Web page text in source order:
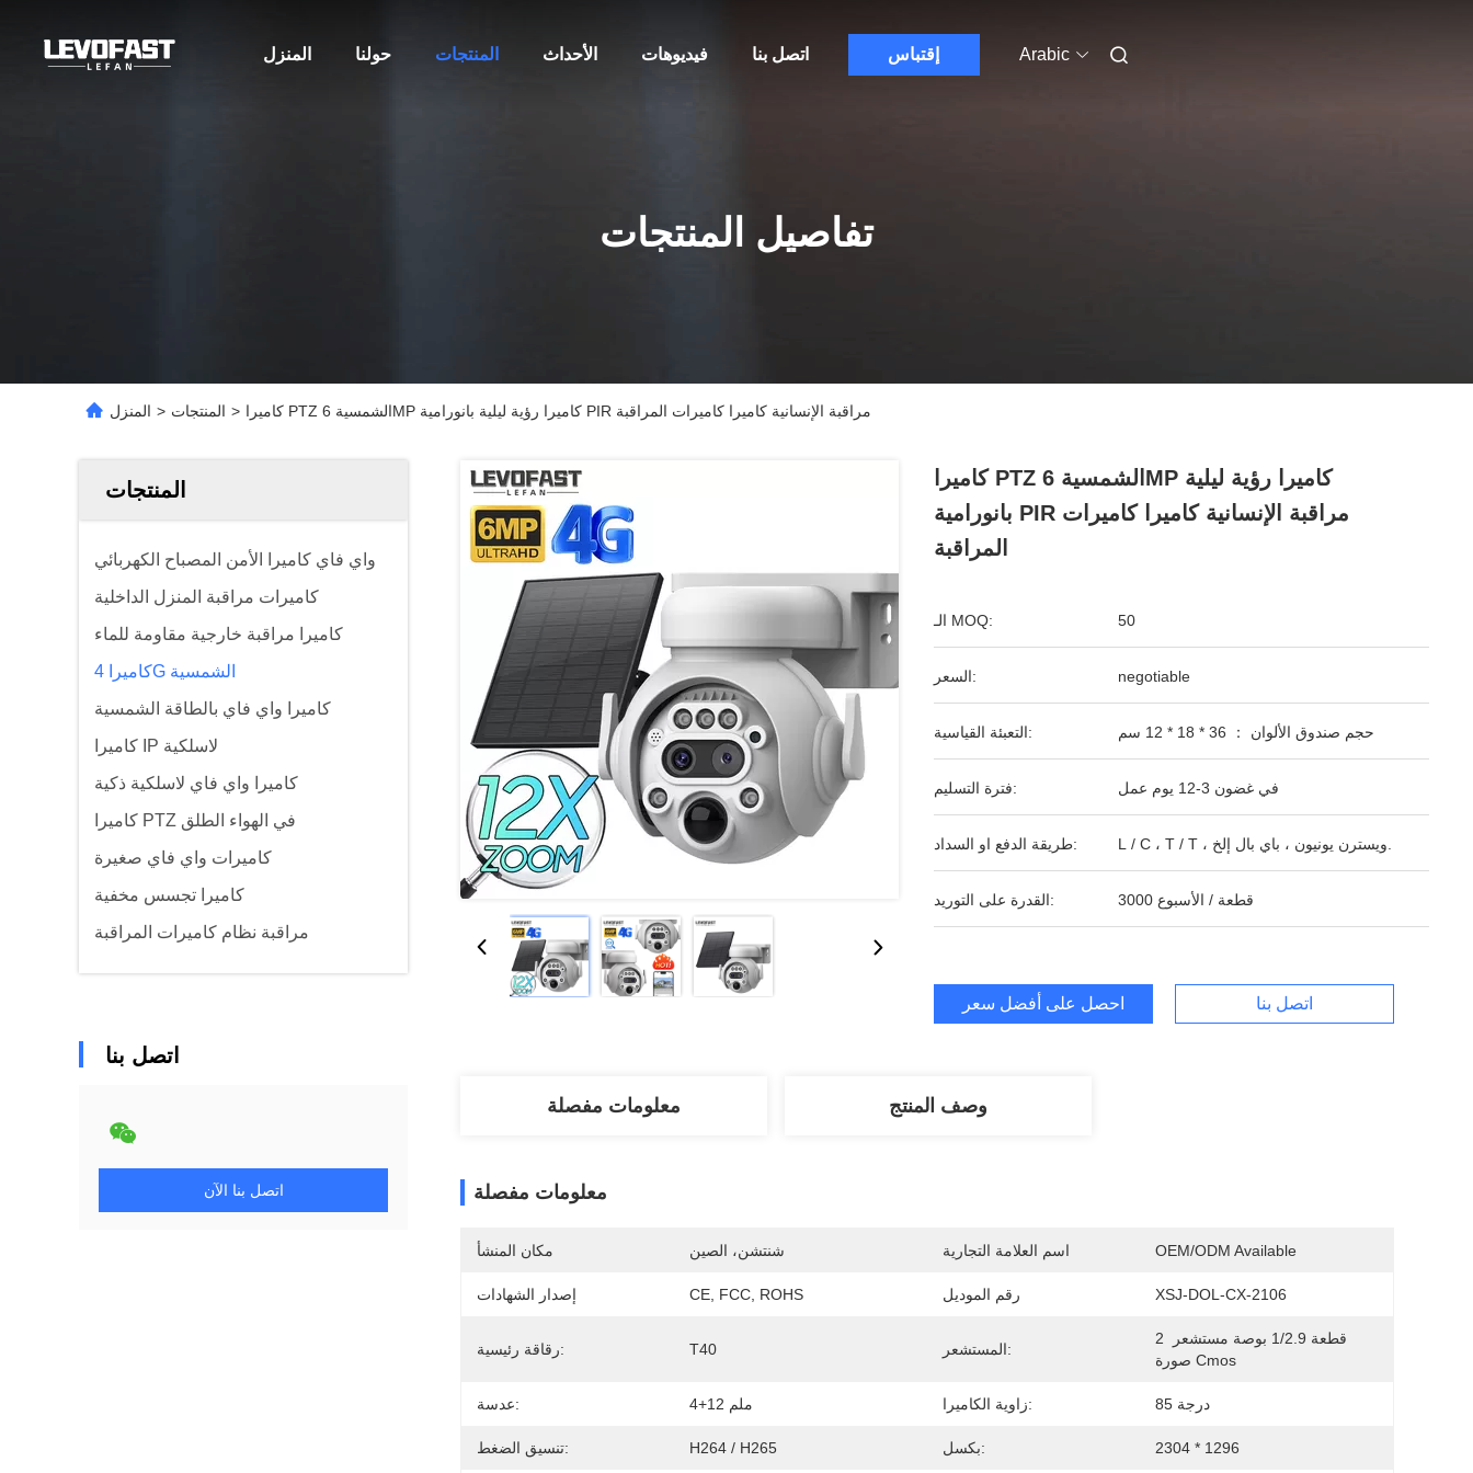
المنزل حولنا المنتجات الأحداث فيديوهات اتصل بنا إقتباس Arabic
تفاصيل المنتجات
المنزل > المنتجات > كاميرا PTZ الشمسية 6MP كاميرا رؤية ليلية بانورامية PIR مراقبة الإنسانية كاميرا كاميرات المراقبة
المنتجات
واي فاي كاميرا الأمن المصباح الكهربائي
كاميرات مراقبة المنزل الداخلية
كاميرا مراقبة خارجية مقاومة للماء
كاميرا 4G الشمسية
كاميرا واي فاي بالطاقة الشمسية
كاميرا IP لاسلكية
كاميرا واي فاي لاسلكية ذكية
كاميرا PTZ في الهواء الطلق
كاميرات واي فاي صغيرة
كاميرا تجسس مخفية
مراقبة نظام كاميرات المراقبة
اتصل بنا
اتصل بنا الآن
كاميرا PTZ الشمسية 6MP كاميرا رؤية ليلية
بانورامية PIR مراقبة الإنسانية كاميرا كاميرات
المراقبة
الـ MOQ: 50
السعر: negotiable
التعبئة القياسية: حجم صندوق الألوان ： 36 * 18 * 12 سم
فترة التسليم: في غضون 3-12 يوم عمل
طريقة الدفع او السداد:
القدرة على التوريد: 3000 قطعة / الأسبوع
احصل على أفضل سعر اتصل بنا
معلومات مفصلة وصف المنتج
معلومات مفصلة
مكان المنشأ شنتشن، الصين اسم العلامة التجارية OEM/ODM Available
إصدار الشهادات CE, FCC, ROHS رقم الموديل XSJ-DOL-CX-2106
رقاقة رئيسية: T40 المستشعر:
2 قطعة 1/2.9 بوصة مستشعر
صورة Cmos
عدسة: 4+12 ملم زاوية الكاميرا: 85 درجة
تنسيق الضغط: H264 / H265 بكسل: 2304 * 1296